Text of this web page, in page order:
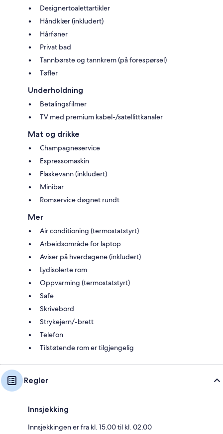
Designertoalettartikler
Håndklær (inkludert)
Hårføner
Privat bad
Tannbørste og tannkrem (på forespørsel)
Tøfler
Underholdning
Betalingsfilmer
TV med premium kabel-/satellittkanaler
Mat og drikke
Champagneservice
Espressomaskin
Flaskevann (inkludert)
Minibar
Romservice døgnet rundt
Mer
Air conditioning (termostatstyrt)
Arbeidsområde for laptop
Aviser på hverdagene (inkludert)
Lydisolerte rom
Oppvarming (termostatstyrt)
Safe
Skrivebord
Strykejern/-brett
Telefon
Tilstøtende rom er tilgjengelig
Regler
Innsjekking
Innsjekkingen er fra kl. 15.00 til kl. 02.00